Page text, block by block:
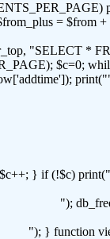
= $from
"SELECT *
$c=0;
} if (!$c)
");
"); } function